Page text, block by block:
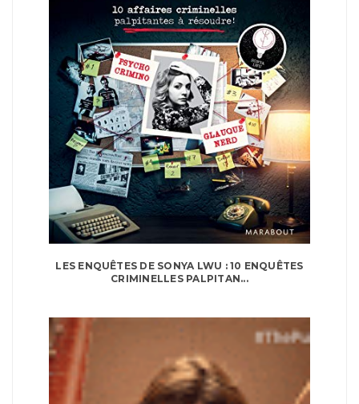
LES ENQUÊTES DE SONYA LWU : 10 ENQUÊTES
CRIMINELLES PALPITAN...